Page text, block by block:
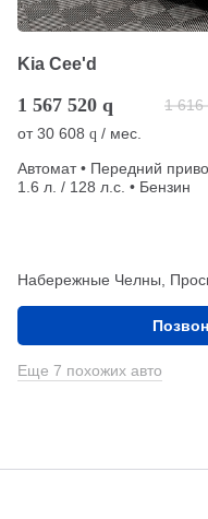
Kia Cee'd
1 567 520 q 1 616
от30 608 q / мес.
Автомат • Передний
1.6 л. / 128 л.с. • Бензин
Набережные Челны,
Еще 7 похожих авто